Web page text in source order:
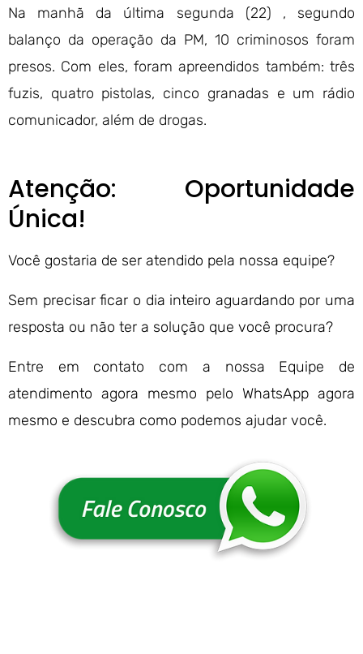
Na manhã da última segunda (22) , segundo
balanço da operação da PM, 10 criminosos foram
presos. Com eles, foram apreendidos também: três
fuzis, quatro pistolas, cinco granadas e um rádio
comunicador, além de drogas.
Atenção: Oportunidade
Única!
Você gostaria de ser atendido pela nossa equipe?
Sem precisar ficar o dia inteiro aguardando por uma
resposta ou não ter a solução que você procura?
Entre em contato com a nossa Equipe de
atendimento agora mesmo pelo WhatsApp agora
mesmo e descubra como podemos ajudar você.